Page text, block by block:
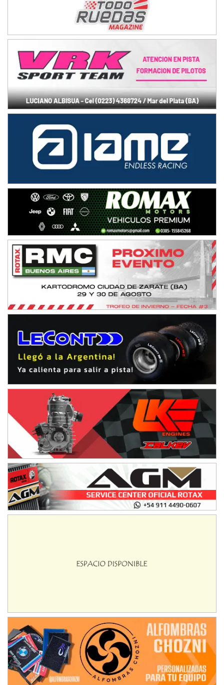
NORESTE SANTAFESINO - F6
Avellaneda (Santa Fe)
SUR SANTAFESINO - F4
José Samuel Sánchez (Tierra)
Rufino (Santa Fe)
TUCUMANO - F5
Juan Navarro (Asfalto)
El Timbó (Tucumán)